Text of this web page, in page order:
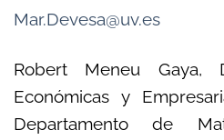
Mar.Devesa@uv.es
Robert Meneu Gaya,
Económicas y
Departamento de